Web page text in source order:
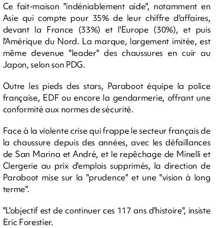
Ce fait-maison "indéniablement aide", notamment en
Asie qui compte pour 35% de leur chiffre d'affaires,
devant la France (33%) et l'Europe (30%), et puis
l'Amérique du Nord. La marque, largement imitée, est
même devenue "leader" des chaussures en cuir au
Japon, selon son PDG.
Outre les pieds des stars, Paraboot équipe la police
française, EDF ou encore la gendarmerie, offrant une
conformité aux normes de sécurité.
Face à la violente crise qui frappe le secteur français de
la chaussure depuis des années, avec les défaillances
de San Marina et André, et le repêchage de Minelli et
Clergerie au prix d'emplois supprimés, la direction de
Paraboot mise sur la "prudence" et une "vision à long
terme".
"L'objectif est de continuer ces 117 ans d'histoire", insiste
Eric Forestier.